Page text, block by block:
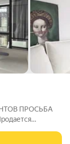
ПРОСЬБА